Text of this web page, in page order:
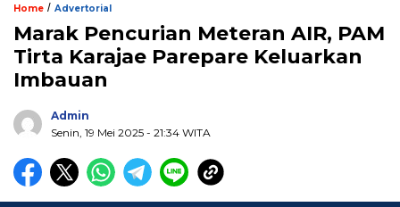
Home / Advertorial
Marak Pencurian Meteran AIR, PAM
Tirta Karajae Parepare Keluarkan
Imbauan
Admin
Senin, 19 Mei 2025 - 21:34 WITA